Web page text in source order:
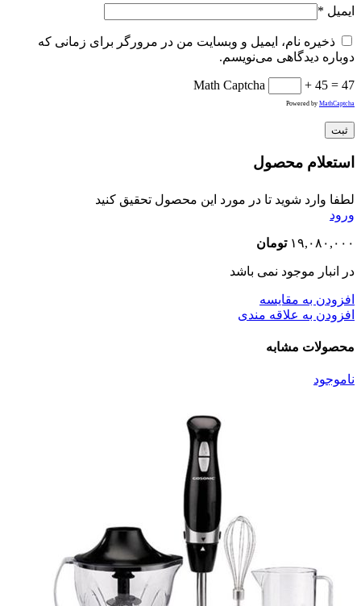
ایمیل *
ذخیره نام، ایمیل و وبسایت من در مرورگر برای زمانی که
دوباره دیدگاهی می‌نویسم.
Math Captcha + 45 = 47
Powered by MathCaptcha
استعلام محصول
لطفا وارد شوید تا در مورد این محصول تحقیق کنید
ورود
۱۹,۰۸۰,۰۰۰ تومان
در انبار موجود نمی باشد
افزودن به مقایسه
افزودن به علاقه مندی
محصولات مشابه
ناموجود